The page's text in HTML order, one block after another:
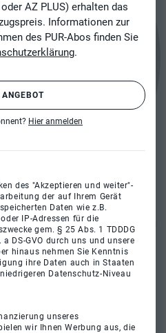
AZ PLUS) erhalten das
Informationen zur
des PUR-Abos finden Sie
.
Hier anmelden
des "Akzeptieren und weiter"-
der auf Ihrem Gerät
Daten wie z.B.
IP-Adressen für die
gem. § 25 Abs. 1 TDDDG
DS-GVO durch uns und unsere
hinaus nehmen Sie Kenntnis
ihre Daten auch in Staaten
Datenschutz-Niveau
unseres
wir Ihnen Werbung aus, die